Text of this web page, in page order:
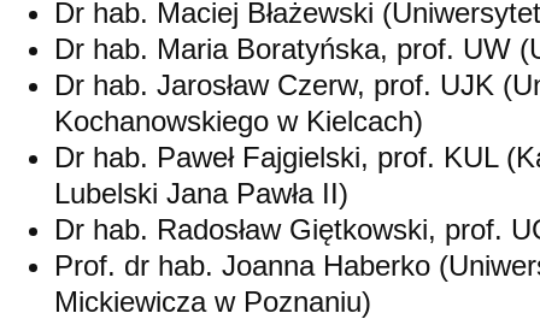
Dr hab. Maciej Błażewski
Dr hab. Maria Boratyńska, prof. UW
Dr hab. Jarosław Czerw, prof. UJK
Kochanowskiego w Kielcach)
Dr hab. Paweł Fajgielski, prof. KUL
Lubelski Jana Pawła II)
Dr hab. Radosław Giętkowski, prof.
Prof. dr hab. Joanna Haberko
Mickiewicza w Poznaniu)